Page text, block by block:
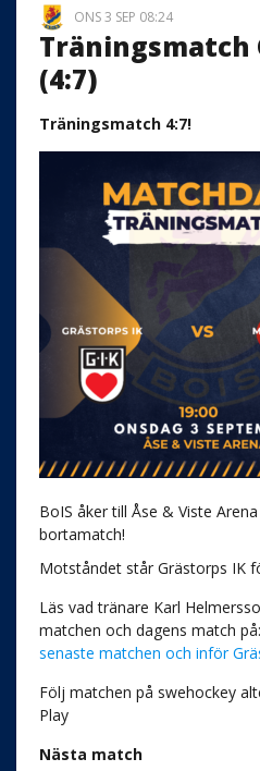
ONS 3 SEP 08:24
Träningsmatch
(4:7)
Träningsmatch 4:7!
BoIS åker till Åse & Viste
bortamatch!
Motståndet står Grästorps IK
Läs vad tränare Karl
matchen och dagens match på:
senaste matchen och inför
Följ matchen på swehockey
Play
Nästa match